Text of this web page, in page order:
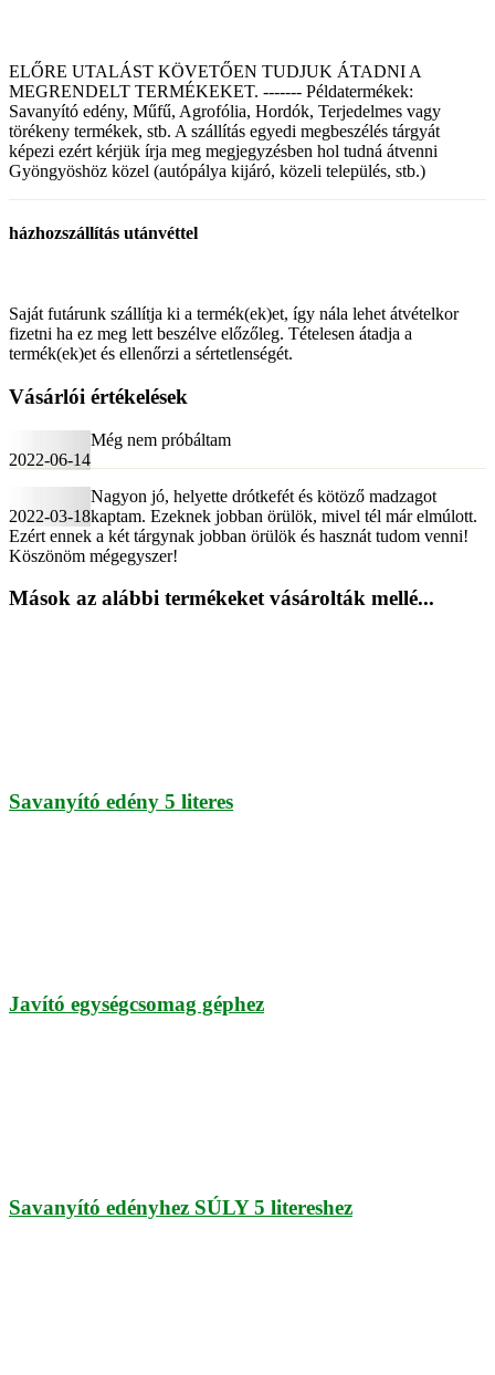
ELŐRE UTALÁST KÖVETŐEN TUDJUK ÁTADNI A
MEGRENDELT TERMÉKEKET. ------- Példatermékek:
Savanyító edény, Műfű, Agrofólia, Hordók, Terjedelmes vagy
törékeny termékek, stb. A szállítás egyedi megbeszélés tárgyát
képezi ezért kérjük írja meg megjegyzésben hol tudná átvenni
Gyöngyöshöz közel (autópálya kijáró, közeli település, stb.)
házhozszállítás utánvéttel
Saját futárunk szállítja ki a termék(ek)et, így nála lehet átvételkor
fizetni ha ez meg lett beszélve előzőleg. Tételesen átadja a
termék(ek)et és ellenőrzi a sértetlenségét.
Vásárlói értékelések
2022-06-14
Még nem próbáltam
2022-03-18
Nagyon jó, helyette drótkefét és kötöző madzagot
kaptam. Ezeknek jobban örülök, mivel tél már elmúlott.
Ezért ennek a két tárgynak jobban örülök és hasznát tudom venni!
Köszönöm mégegyszer!
Mások az alábbi termékeket vásárolták mellé...
Savanyító edény 5 literes
Javító egységcsomag géphez
Savanyító edényhez SÚLY 5 litereshez